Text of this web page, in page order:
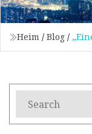
Heim / Blog /